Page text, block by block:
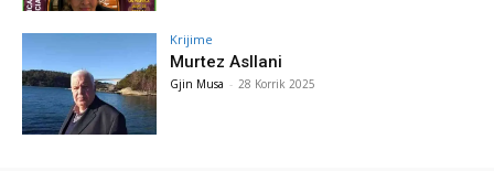
Krijime
Murtez Asllani
Gjin Musa - 28 Korrik 2025